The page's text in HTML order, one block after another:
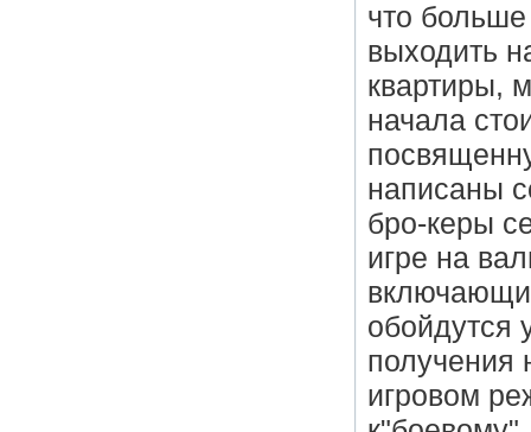
что
выходить
квартиры,
начала
написаны
бро-керы
игре на
обойдутся
получения
игровом